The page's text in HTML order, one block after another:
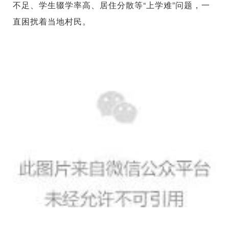
不足、学生辍学率高、居住分散等“上学难”问题，一
直困扰着当地村民。